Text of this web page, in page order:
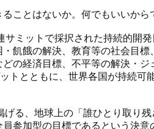
ことはないか。何でもいいから
サミットで採択された持続的開
・飢餓の解決、教育等の社会目
どの経済目標、不平等の解決・
トとともに、世界各国が持続可
る、地球上の「誰ひとり取り
員参加型の目標であるという決